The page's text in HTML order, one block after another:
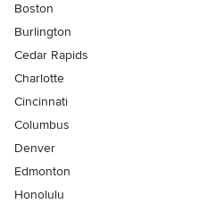
Boston
Burlington
Cedar Rapids
Charlotte
Cincinnati
Columbus
Denver
Edmonton
Honolulu